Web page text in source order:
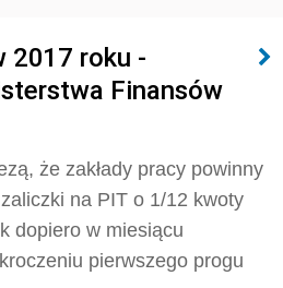
2017 roku -
Finansów
że zakłady pracy powinny
na PIT o 1/12 kwoty
dopiero w miesiącu
pierwszego progu